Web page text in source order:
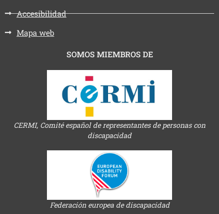
Accesibilidad
Mapa web
SOMOS MIEMBROS DE
CERMI, Comité español de representantes de personas con
discapacidad
Federación europea de discapacidad